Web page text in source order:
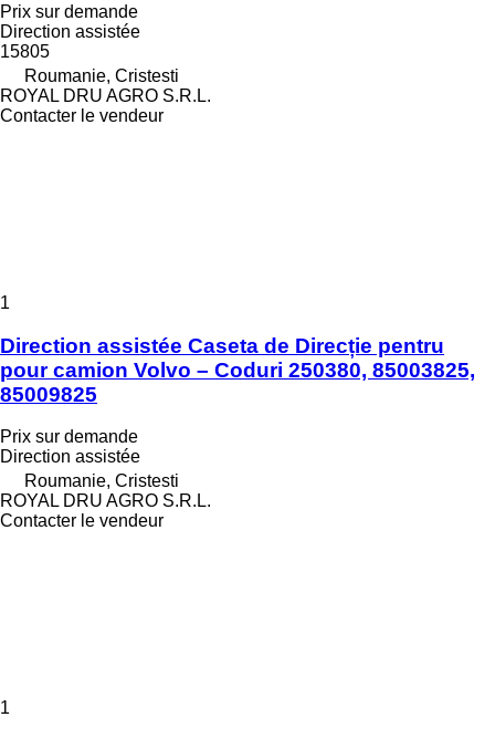
Prix sur demande
Direction assistée
15805
Roumanie, Cristesti
ROYAL DRU AGRO S.R.L.
Contacter le vendeur
1
Direction assistée Caseta de Direcție pentru
pour camion Volvo – Coduri 250380, 85003825,
85009825
Prix sur demande
Direction assistée
Roumanie, Cristesti
ROYAL DRU AGRO S.R.L.
Contacter le vendeur
1